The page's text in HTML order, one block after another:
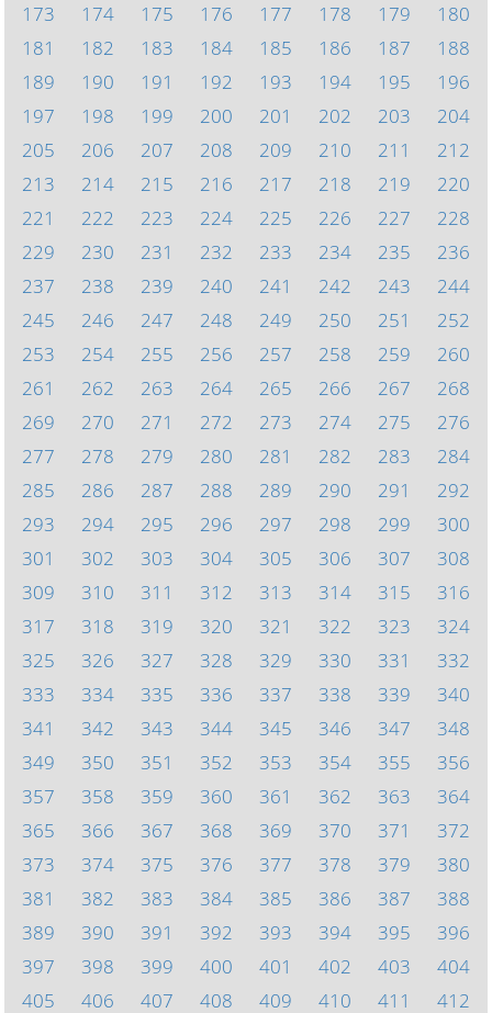
173
174 175 176 177 178 179
180
181
182 183 184 185 186 187
188
189
190 191 192 193 194 195
196
197
198 199 200 201 202 203
204
205
206 207 208 209 210 211
212
213
214 215 216 217 218 219
220
221
222 223 224 225 226 227
228
229
230 231 232 233 234 235
236
237
238 239 240 241 242 243
244
245
246 247 248 249 250 251
252
253
254 255 256 257 258 259
260
261
262 263 264 265 266 267
268
269
270 271 272 273 274 275
276
277
278 279 280 281 282 283
284
285
286 287 288 289 290 291
292
293
294 295 296 297 298 299
300
301
302 303 304 305 306 307
308
309
310 311 312 313 314 315
316
317
318 319 320 321 322 323
324
325
326 327 328 329 330 331
332
333
334 335 336 337 338 339
340
341
342 343 344 345 346 347
348
349
350 351 352 353 354 355
356
357
358 359 360 361 362 363
364
365
366 367 368 369 370 371
372
373
374 375 376 377 378 379
380
381
382 383 384 385 386 387
388
389
390 391 392 393 394 395
396
397
398 399 400 401 402 403
404
405
406 407 408 409 410 411 412